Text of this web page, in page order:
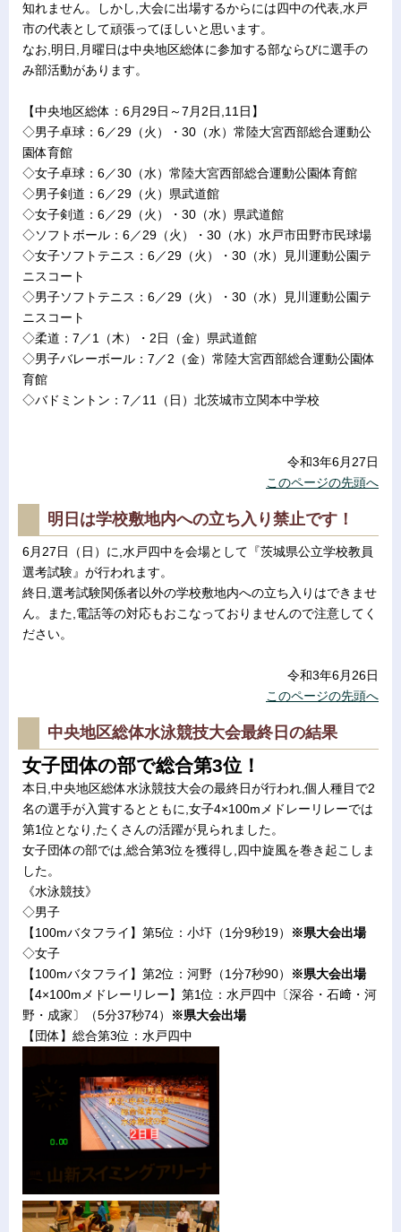
知れません。しかし,大会に出場するからには四中の代表,水戸
市の代表として頑張ってほしいと思います。
なお,明日,月曜日は中央地区総体に参加する部ならびに選手の
み部活動があります。
【中央地区総体：6月29日～7月2日,11日】
◇男子卓球：6／29（火）・30（水）常陸大宮西部総合運動公
園体育館
◇女子卓球：6／30（水）常陸大宮西部総合運動公園体育館
◇男子剣道：6／29（火）県武道館
◇女子剣道：6／29（火）・30（水）県武道館
◇ソフトボール：6／29（火）・30（水）水戸市田野市民球場
◇女子ソフトテニス：6／29（火）・30（水）見川運動公園テ
ニスコート
◇男子ソフトテニス：6／29（火）・30（水）見川運動公園テ
ニスコート
◇柔道：7／1（木）・2日（金）県武道館
◇男子バレーボール：7／2（金）常陸大宮西部総合運動公園体
育館
◇バドミントン：7／11（日）北茨城市立関本中学校
令和3年6月27日
このページの先頭へ
明日は学校敷地内への立ち入り禁止です！
6月27日（日）に,水戸四中を会場として『茨城県公立学校教員
選考試験』が行われます。
終日,選考試験関係者以外の学校敷地内への立ち入りはできませ
ん。また,電話等の対応もおこなっておりませんので注意してく
ださい。
令和3年6月26日
このページの先頭へ
中央地区総体水泳競技大会最終日の結果
女子団体の部で総合第3位！
本日,中央地区総体水泳競技大会の最終日が行われ,個人種目で2
名の選手が入賞するとともに,女子4×100mメドレーリレーでは
第1位となり,たくさんの活躍が見られました。
女子団体の部では,総合第3位を獲得し,四中旋風を巻き起こしま
した。
《水泳競技》
◇男子
【100mバタフライ】第5位：小圷（1分9秒19）
※県大会出場
◇女子
【100mバタフライ】第2位：河野（1分7秒90）
※県大会出場
【4×100mメドレーリレー】第1位：水戸四中〔深谷・石﨑・河
野・成家〕（5分37秒74）
※県大会出場
【団体】総合第3位：水戸四中